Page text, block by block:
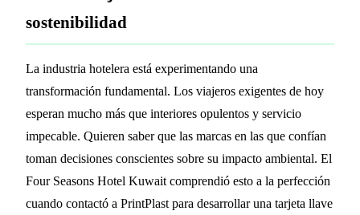
sostenibilidad
La industria hotelera está experimentando una
transformación fundamental. Los viajeros exigentes de hoy
esperan mucho más que interiores opulentos y servicio
impecable. Quieren saber que las marcas en las que confían
toman decisiones conscientes sobre su impacto ambiental. El
Four Seasons Hotel Kuwait comprendió esto a la perfección
cuando contactó a PrintPlast para desarrollar una tarjeta llave